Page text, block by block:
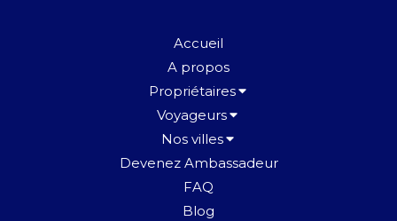
Accueil
A propos
Propriétaires
Voyageurs
Nos villes
Devenez Ambassadeur
FAQ
Blog